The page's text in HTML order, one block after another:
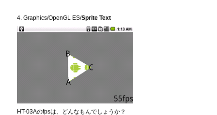
4. Graphics/OpenGL ES/Sprite Text
HT-03Aのfpsは、どんなもんでしょうか？